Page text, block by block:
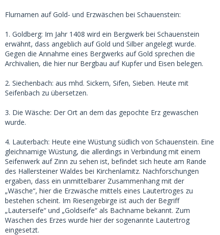
Flurnamen auf Gold- und Erzwäschen bei Schauenstein:
1. Goldberg: Im Jahr 1408 wird ein Bergwerk bei Schauenstein
erwähnt, dass angeblich auf Gold und Silber angelegt wurde.
Gegen die Annahme eines Bergwerks auf Gold sprechen die
Archivalien, die hier nur Bergbau auf Kupfer und Eisen belegen.
2. Siechenbach: aus mhd. Sickern, Sifen, Sieben. Heute mit
Seifenbach zu übersetzen.
3. Die Wäsche: Der Ort an dem das gepochte Erz gewaschen
wurde.
4. Lauterbach: Heute eine Wüstung südlich von Schauenstein. Eine
gleichnamige Wüstung, die allerdings in Verbindung mit einem
Seifenwerk auf Zinn zu sehen ist, befindet sich heute am Rande
des Hallersteiner Waldes bei Kirchenlamitz. Nachforschungen
ergaben, dass ein unmittelbarer Zusammenhang mit der
„Wäsche“, hier die Erzwäsche mittels eines Lautertroges zu
bestehen scheint. Im Riesengebirge ist auch der Begriff
„Lauterseife“ und „Goldseife“ als Bachname bekannt. Zum
Waschen des Erzes wurde hier der sogenannte Lautertrog
eingesetzt.